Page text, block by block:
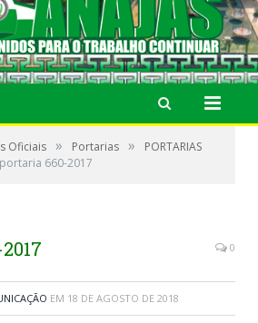
Oficiais » Portarias »
PORTARIAS
portaria 660-2017
0
EM 18 DE AGOSTO DE 2018